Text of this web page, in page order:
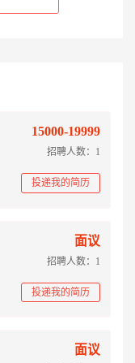
15000-19999
招聘人数：1
投递我的简历
面议
招聘人数：1
投递我的简历
面议